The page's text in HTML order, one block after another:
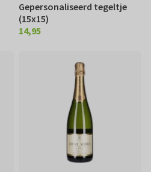
Gepersonaliseerd tegeltje
(15x15)
€ 14,95
14,95